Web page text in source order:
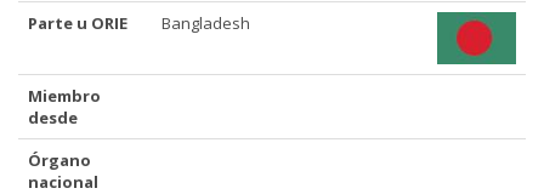
Parte u ORIE Bangladesh
Miembro
desde
Órgano
nacional